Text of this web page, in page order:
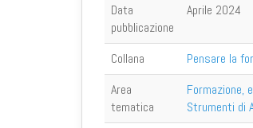
Data
pubblicazione
Aprile 2024
Collana
Pensare la
Area
tematica
Formazione,
Strumenti di